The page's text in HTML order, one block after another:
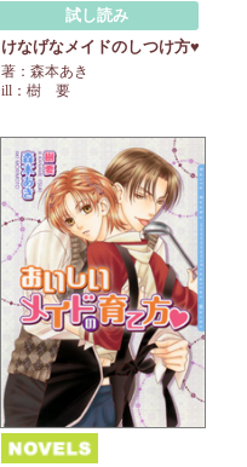
試し読み
けなげなメイドのしつけ方♥
著：森本あき
ill：樹 要